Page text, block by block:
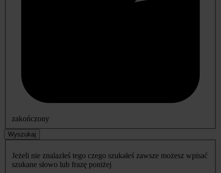
zakończony
Wyszukaj
Jeżeli nie znalazłeś tego czego szukałeś zawsze możesz wpisać
szukane słowo lub frazę poniżej